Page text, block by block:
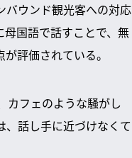
バウンド観光客への対応
国語で話すことで、無
評価されている。
カフェのような騒がし
、話し手に近づけなくて